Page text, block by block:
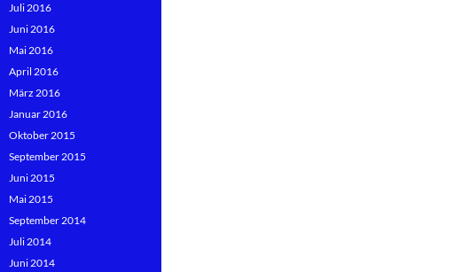
Juli 2016
Juni 2016
Mai 2016
April 2016
März 2016
Januar 2016
Oktober 2015
September 2015
Juni 2015
Mai 2015
September 2014
Juli 2014
Juni 2014